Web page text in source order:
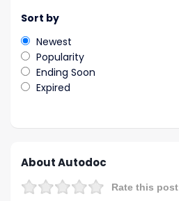
Sort by
Newest
Popularity
Ending Soon
Expired
About Autodoc
Rate this post